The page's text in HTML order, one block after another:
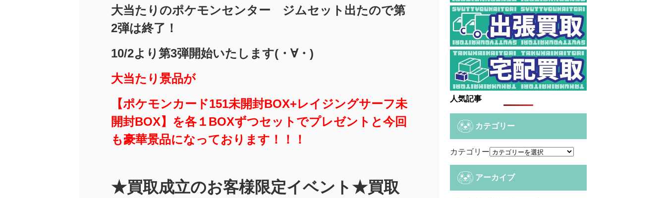
大当たりのポケモンセンター ジムセット出たので第
2弾は終了！
10/2より第3弾開始いたします(・∀・)
大当たり景品が
【ポケモンカード151未開封BOX+レイジングサーフ未
開封BOX】を各１BOXずつセットでプレゼントと今回
も豪華景品になっております！！！
★買取成立のお客様限定イベント★買取
人気記事
カテゴリー
カテゴリー
アーカイブ